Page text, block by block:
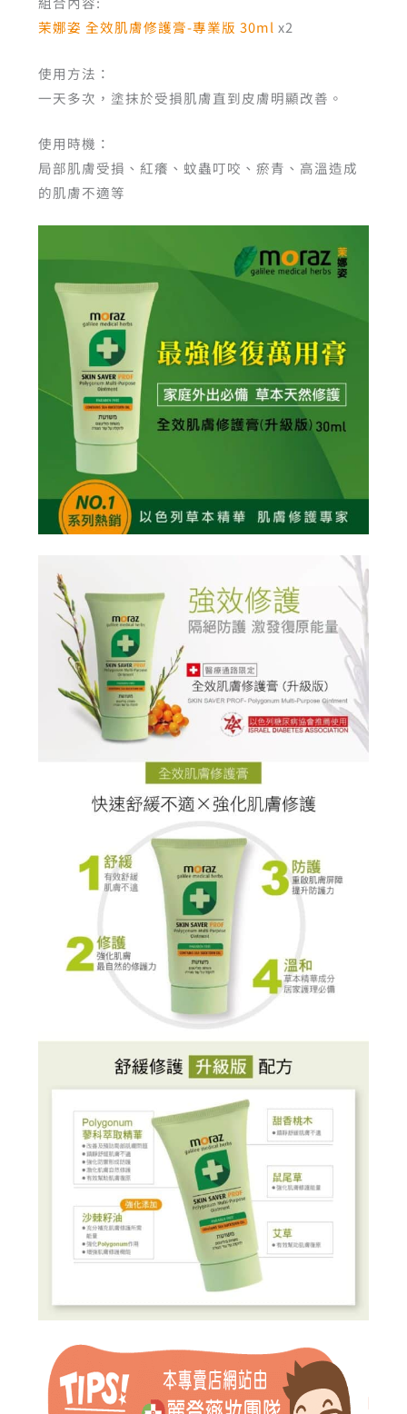
茉娜姿 全效肌膚修護膏-專業版 30ml x2
使用方法：
一天多次，塗抹於受損肌膚直到皮膚明顯改善。
使用時機：
局部肌膚受損、紅癢、蚊蟲叮咬、瘀青、高溫造成
的肌膚不適等